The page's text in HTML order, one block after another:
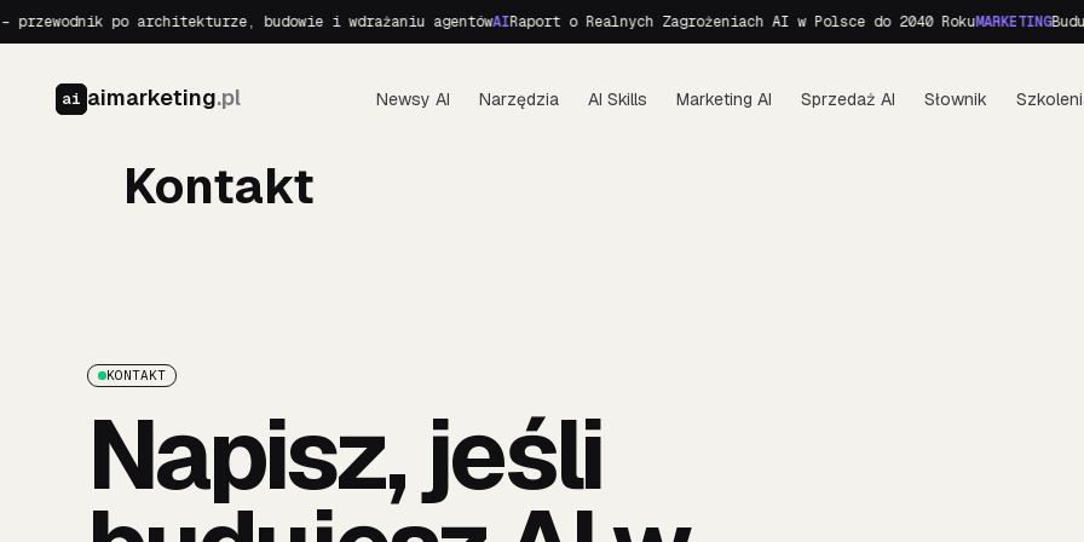
po architekturze, budowie i wdrażaniu agentówAIRaport o Realnych Zagrożeniach AI w Polsce do 2040 RokuMARKETING
ai aimarketing.pl Newsy AI Narzędzia AI Skills Marketing AI Sprzedaż AI Słownik
Kontakt
KONTAKT
Napisz, jeśli